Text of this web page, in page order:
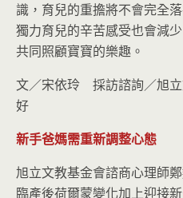
識，育兒的重擔將不會完全
獨力育兒的辛苦感受也會減
共同照顧寶寶的樂趣。
文／宋依玲 採訪諮詢／旭
好
新手爸媽需重新調整心態
旭立文教基金會諮商心理師
臨產後荷爾蒙變化加上迎接